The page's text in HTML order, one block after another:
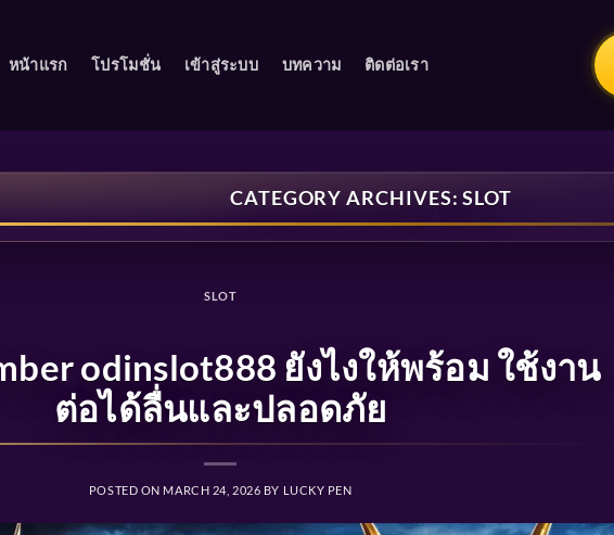
หน้าแรก โปรโมชั่น เข้าสู่ระบบ บทความ ติดต่อเรา
CATEGORY ARCHIVES:SLOT
SLOT
odinslot888 ยังไงให้พร้อม ใช้งาน
ต่อได้ลื่นและปลอดภัย
POSTED ON MARCH 24, 2026 BY LUCKY PEN